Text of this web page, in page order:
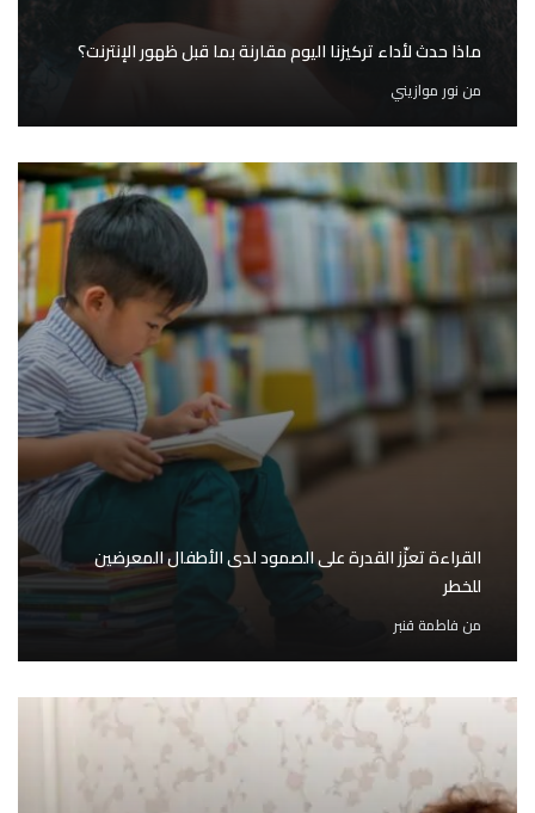
ماذا حدث لأداء تركيزنا اليوم مقارنة بما قبل ظهور الإنترنت؟
من نور موازيني
القراءة تعزّز القدرة على الصمود لدى الأطفال المعرضين
للخطر
من فاطمة قنبر